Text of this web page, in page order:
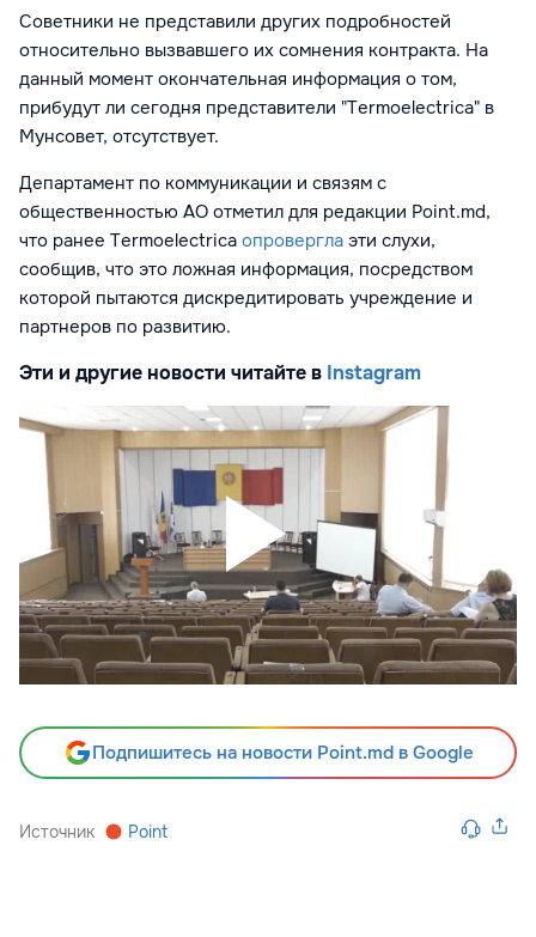
Советники не представили других подробностей
относительно вызвавшего их сомнения контракта. На
данный момент окончательная информация о том,
прибудут ли сегодня представители "Termoelectrica" в
Мунсовет, отсутствует.
Департамент по коммуникации и связям с
общественностью AO отметил для редакции Point.md,
что ранее Termoelectrica опровергла эти слухи,
сообщив, что это ложная информация, посредством
которой пытаются дискредитировать учреждение и
партнеров по развитию.
Эти и другие новости читайте в Instagram
Подпишитесь на новости Point.md в Google
Источник Point